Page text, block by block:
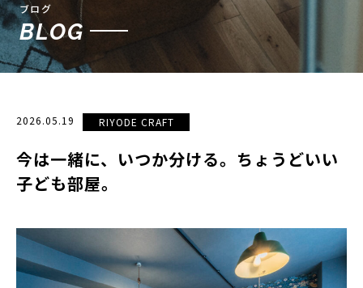
ブログ
BLOG
2026.05.19 RIYODE CRAFT
今は一緒に、いつか分ける。ちょうどいい
子ども部屋。